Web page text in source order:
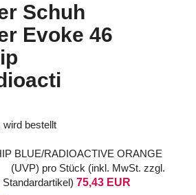
Schuh
Evoke 46
wird bestellt
BLUE/RADIOACTIVE ORANGE
(UVP) pro Stück (inkl. MwSt. zzgl.
) 75,43 EUR